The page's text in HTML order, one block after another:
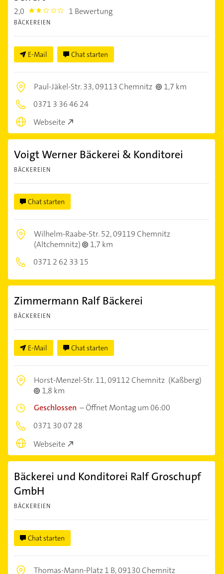
2,0 2.0 1 Bewertung
BÄCKEREIEN
E-Mail Chat starten
Paul-Jäkel-Str. 33,09113 Chemnitz
1,7 km
0371 3 36 46 24
Webseite
Voigt Werner Bäckerei & Konditorei
BÄCKEREIEN
Chat starten
Wilhelm-Raabe-Str. 52,09119 Chemnitz
(Altchemnitz)
1,7 km
0371 2 62 33 15
Zimmermann Ralf Bäckerei
BÄCKEREIEN
E-Mail Chat starten
Horst-Menzel-Str. 11,09112 Chemnitz (Kaßberg)
1,8 km
Geschlossen –Öffnet Montag um 06:00
0371 30 07 28
Webseite
Bäckerei und Konditorei Ralf Groschupf
GmbH
BÄCKEREIEN
Chat starten
Thomas-Mann-Platz 1 B,09130 Chemnitz